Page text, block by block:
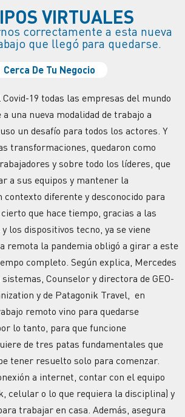
VIRTUALES
correctamente a esta nueva
que llegó para quedarse.
Cerca De Tu Negocio
19 todas las empresas del mundo
una nueva modalidad de trabajo a
un desafío para todos los actores. Y
transformaciones, quedaron como
y sobre todo los líderes, que
a sus equipos y mantener la
contexto diferente y desconocido para
que hace tiempo, gracias a las
los dispositivos tecno, ya se viene
remota la pandemia obligó a girar a este
completo. Según explica, Mercedes
Counselor y directora de GEO-
y de Patagonik Travel, en
remoto vino para quedarse
lo tanto, para que funcione
de tres patas fundamentales que
tener resuelto solo para comenzar.
a internet, contar con el equipo
celular o lo que requiera la disciplina) y
trabajar en casa. Además, asegura